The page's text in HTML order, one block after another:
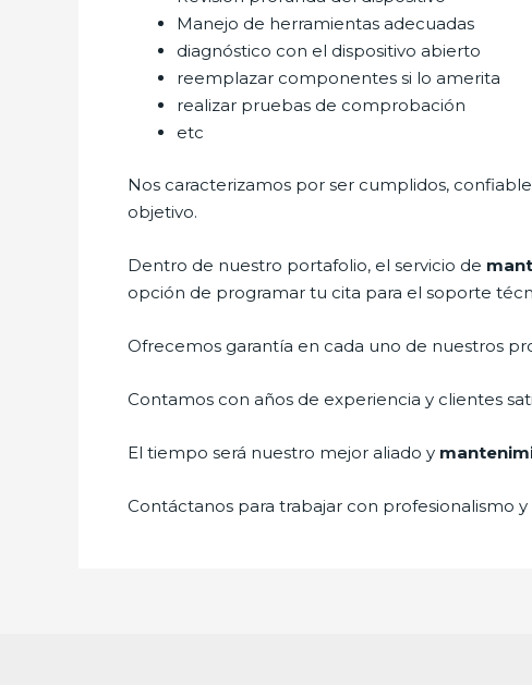
Manejo de herramientas adecuadas
diagnóstico con el dispositivo abierto
reemplazar componentes si lo amerita
realizar pruebas de comprobación
etc
Nos caracterizamos por ser cumplidos,
objetivo.
Dentro de nuestro portafolio, el servicio de
opción de programar tu cita para el soporte
Ofrecemos garantía en cada uno de nuestros
Contamos con años de experiencia y clientes
El tiempo será nuestro mejor aliado y
Contáctanos para trabajar con profesionalismo y